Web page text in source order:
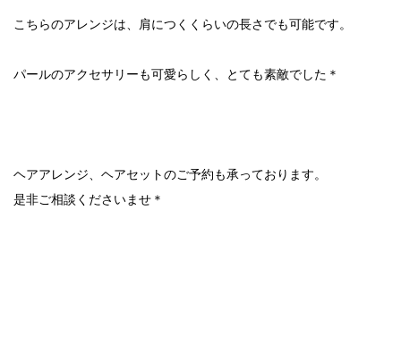
こちらのアレンジは、肩につくくらいの長さでも可能です。
パールのアクセサリーも可愛らしく、とても素敵でした＊
ヘアアレンジ、ヘアセットのご予約も承っております。
是非ご相談くださいませ＊